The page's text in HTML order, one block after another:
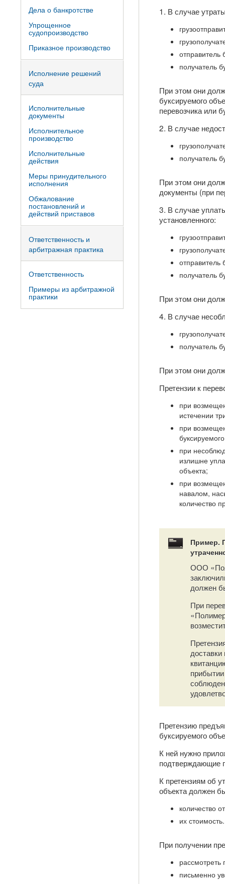
1. В случае
отправитель
получатель
При этом они
буксируемого
перевозчика или
2. В случае
получатель
При этом они
документы (при
3. В случае
установленного:
отправитель
получатель
При этом они
4. В случае
получатель
При этом они
Претензии к
при
истечении
при
при
излишне
объекта;
при
навалом,
количество
Пример.
ООО
должен
При
доставки
Претензию
буксируемого
К ней нужно
подтверждающие
К претензиям об
объекта должен
количество
их стоимость.
При получении
рассмотреть
письменно
Дела о банкротстве
Упрощенное
судопроизводство
Приказное производство
Исполнение решений
суда
Исполнительные
документы
Исполнительное
производство
Исполнительные
действия
Меры принудительного
исполнения
Обжалование
постановлений и
действий приставов
Ответственность и
арбитражная практика
Ответственность
Примеры из арбитражной
практики